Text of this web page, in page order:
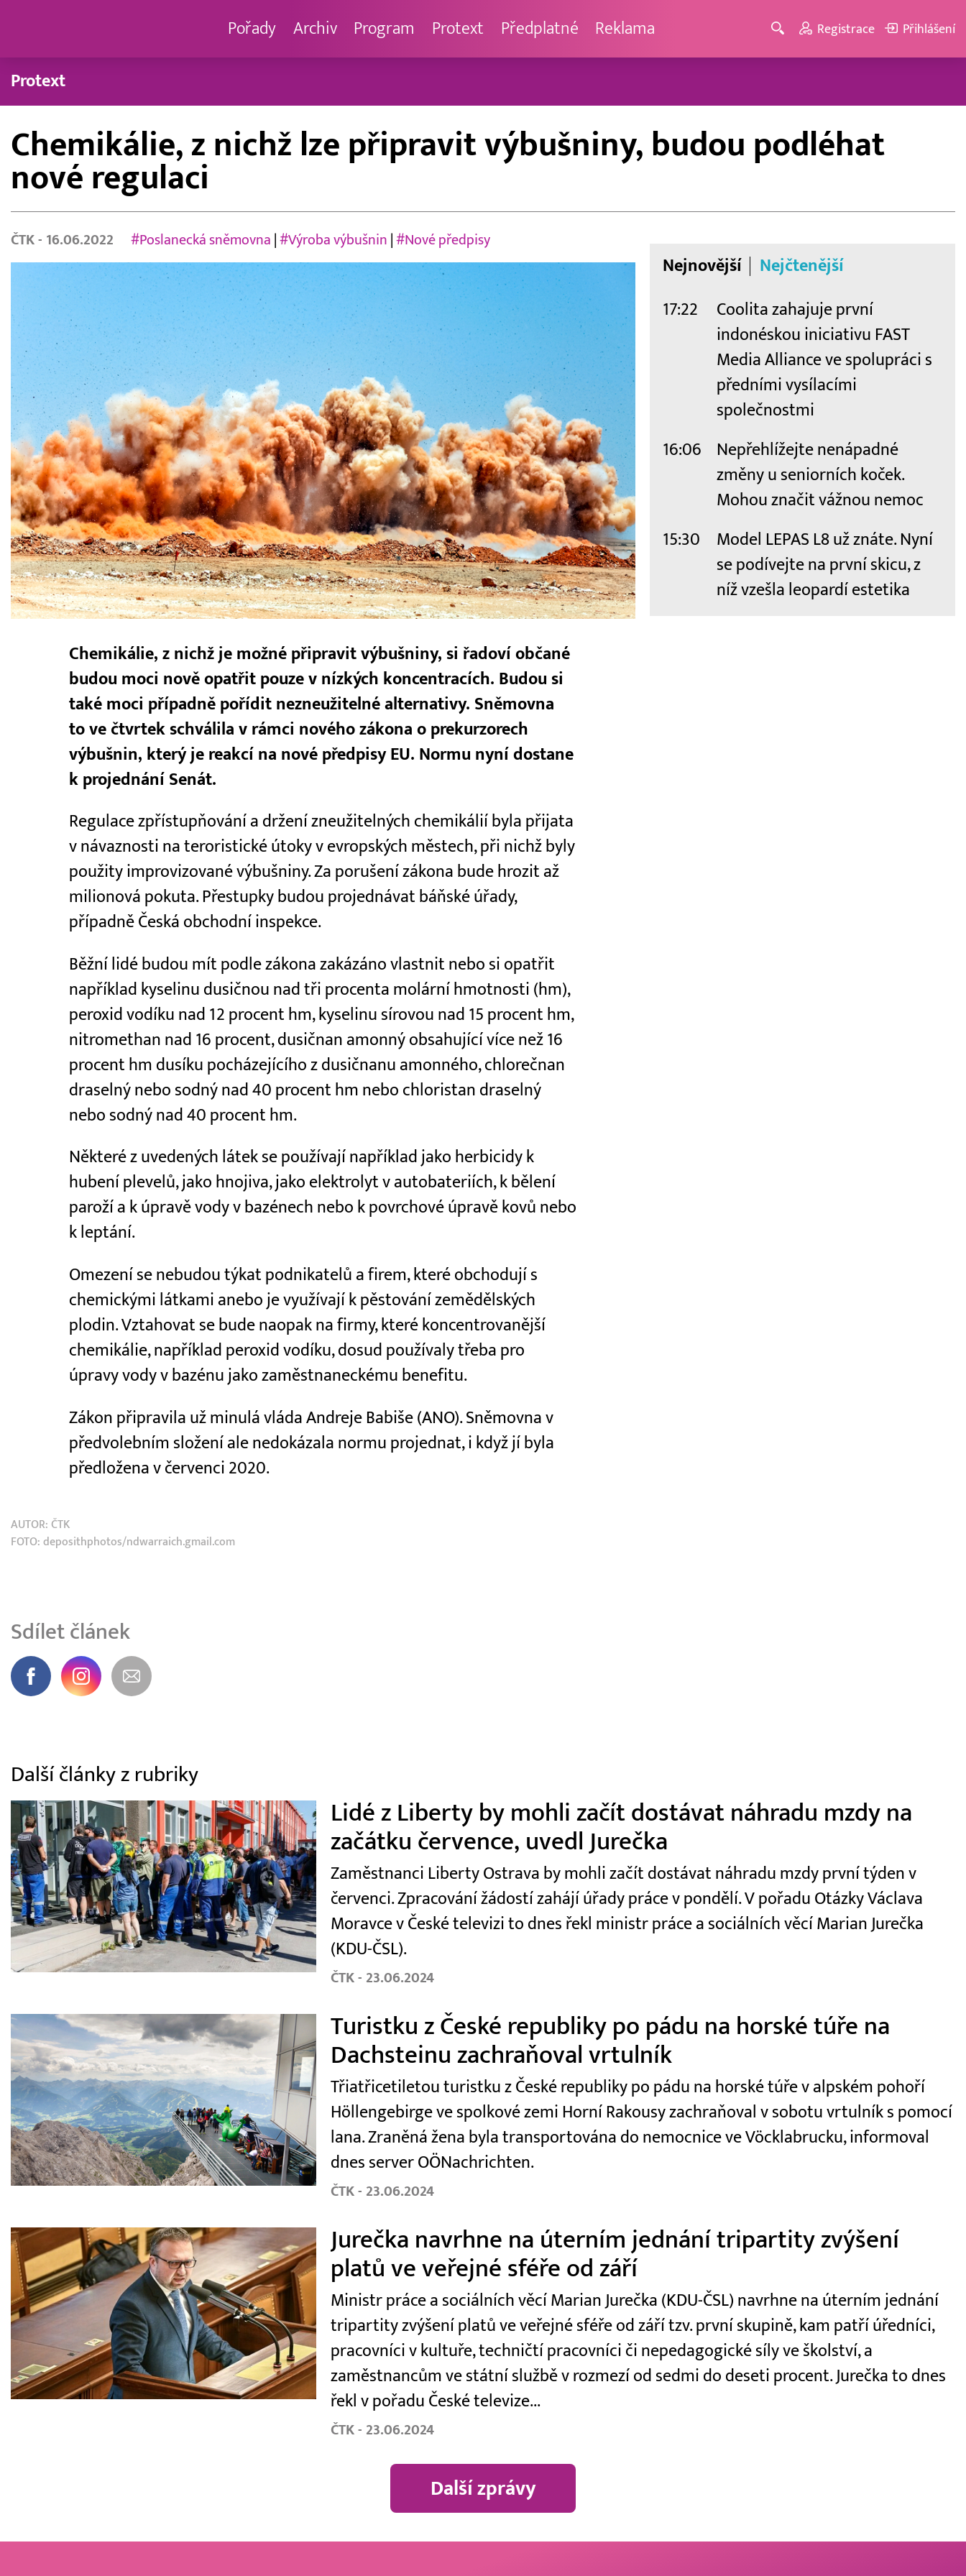
Pořady Archiv Program Protext Předplatné Reklama Registrace Přihlášení
Protext
Chemikálie, z nichž lze připravit výbušniny, budou podléhat
nové regulaci
ČTK - 16.06.2022 #Poslanecká sněmovna #Výroba výbušnin #Nové předpisy
Chemikálie, z nichž je možné připravit výbušniny, si řadoví občané
budou moci nově opatřit pouze v nízkých koncentracích. Budou si
také moci případně pořídit nezneužitelné alternativy. Sněmovna
to ve čtvrtek schválila v rámci nového zákona o prekurzorech
výbušnin, který je reakcí na nové předpisy EU. Normu nyní dostane
k projednání Senát.
Regulace zpřístupňování a držení zneužitelných chemikálií byla přijata
v návaznosti na teroristické útoky v evropských městech, při nichž byly
použity improvizované výbušniny. Za porušení zákona bude hrozit až
milionová pokuta. Přestupky budou projednávat báňské úřady,
případně Česká obchodní inspekce.
Běžní lidé budou mít podle zákona zakázáno vlastnit nebo si opatřit
například kyselinu dusičnou nad tři procenta molární hmotnosti (hm),
peroxid vodíku nad 12 procent hm, kyselinu sírovou nad 15 procent hm,
nitromethan nad 16 procent, dusičnan amonný obsahující více než 16
procent hm dusíku pocházejícího z dusičnanu amonného, chlorečnan
draselný nebo sodný nad 40 procent hm nebo chloristan draselný
nebo sodný nad 40 procent hm.
Některé z uvedených látek se používají například jako herbicidy k
hubení plevelů, jako hnojiva, jako elektrolyt v autobateriích, k bělení
paroží a k úpravě vody v bazénech nebo k povrchové úpravě kovů nebo
k leptání.
Omezení se nebudou týkat podnikatelů a firem, které obchodují s
chemickými látkami anebo je využívají k pěstování zemědělských
plodin. Vztahovat se bude naopak na firmy, které koncentrovanější
chemikálie, například peroxid vodíku, dosud používaly třeba pro
úpravy vody v bazénu jako zaměstnaneckému benefitu.
Zákon připravila už minulá vláda Andreje Babiše (ANO). Sněmovna v
předvolebním složení ale nedokázala normu projednat, i když jí byla
předložena v červenci 2020.
AUTOR: ČTK
FOTO: deposithphotos/ndwarraich.gmail.com
Sdílet článek
Nejnovější Nejčtenější
17:22
Coolita zahajuje první
indonéskou iniciativu FAST
Media Alliance ve spolupráci s
předními vysílacími
společnostmi
16:06
Nepřehlížejte nenápadné
změny u seniorních koček.
Mohou značit vážnou nemoc
15:30
Model LEPAS L8 už znáte. Nyní
se podívejte na první skicu, z
níž vzešla leopardí estetika
Další články z rubriky
Lidé z Liberty by mohli začít dostávat náhradu mzdy na
začátku července, uvedl Jurečka
Zaměstnanci Liberty Ostrava by mohli začít dostávat náhradu mzdy první týden v
červenci. Zpracování žádostí zahájí úřady práce v pondělí. V pořadu Otázky Václava
Moravce v České televizi to dnes řekl ministr práce a sociálních věcí Marian Jurečka
(KDU-ČSL).
ČTK - 23.06.2024
Turistku z České republiky po pádu na horské túře na
Dachsteinu zachraňoval vrtulník
Třiatřicetiletou turistku z České republiky po pádu na horské túře v alpském pohoří
Höllengebirge ve spolkové zemi Horní Rakousy zachraňoval v sobotu vrtulník s pomocí
lana. Zraněná žena byla transportována do nemocnice ve Vöcklabrucku, informoval
dnes server OÖNachrichten.
ČTK - 23.06.2024
Jurečka navrhne na úterním jednání tripartity zvýšení
platů ve veřejné sféře od září
Ministr práce a sociálních věcí Marian Jurečka (KDU-ČSL) navrhne na úterním jednání
tripartity zvýšení platů ve veřejné sféře od září tzv. první skupině, kam patří úředníci,
pracovníci v kultuře, techničtí pracovníci či nepedagogické síly ve školství, a
zaměstnancům ve státní službě v rozmezí od sedmi do deseti procent. Jurečka to dnes
řekl v pořadu České televize...
ČTK - 23.06.2024
Další zprávy